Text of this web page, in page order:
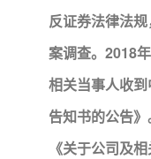
反证券法律法
案调查。2018
相关当事人收
告知书的公告
《关于公司及